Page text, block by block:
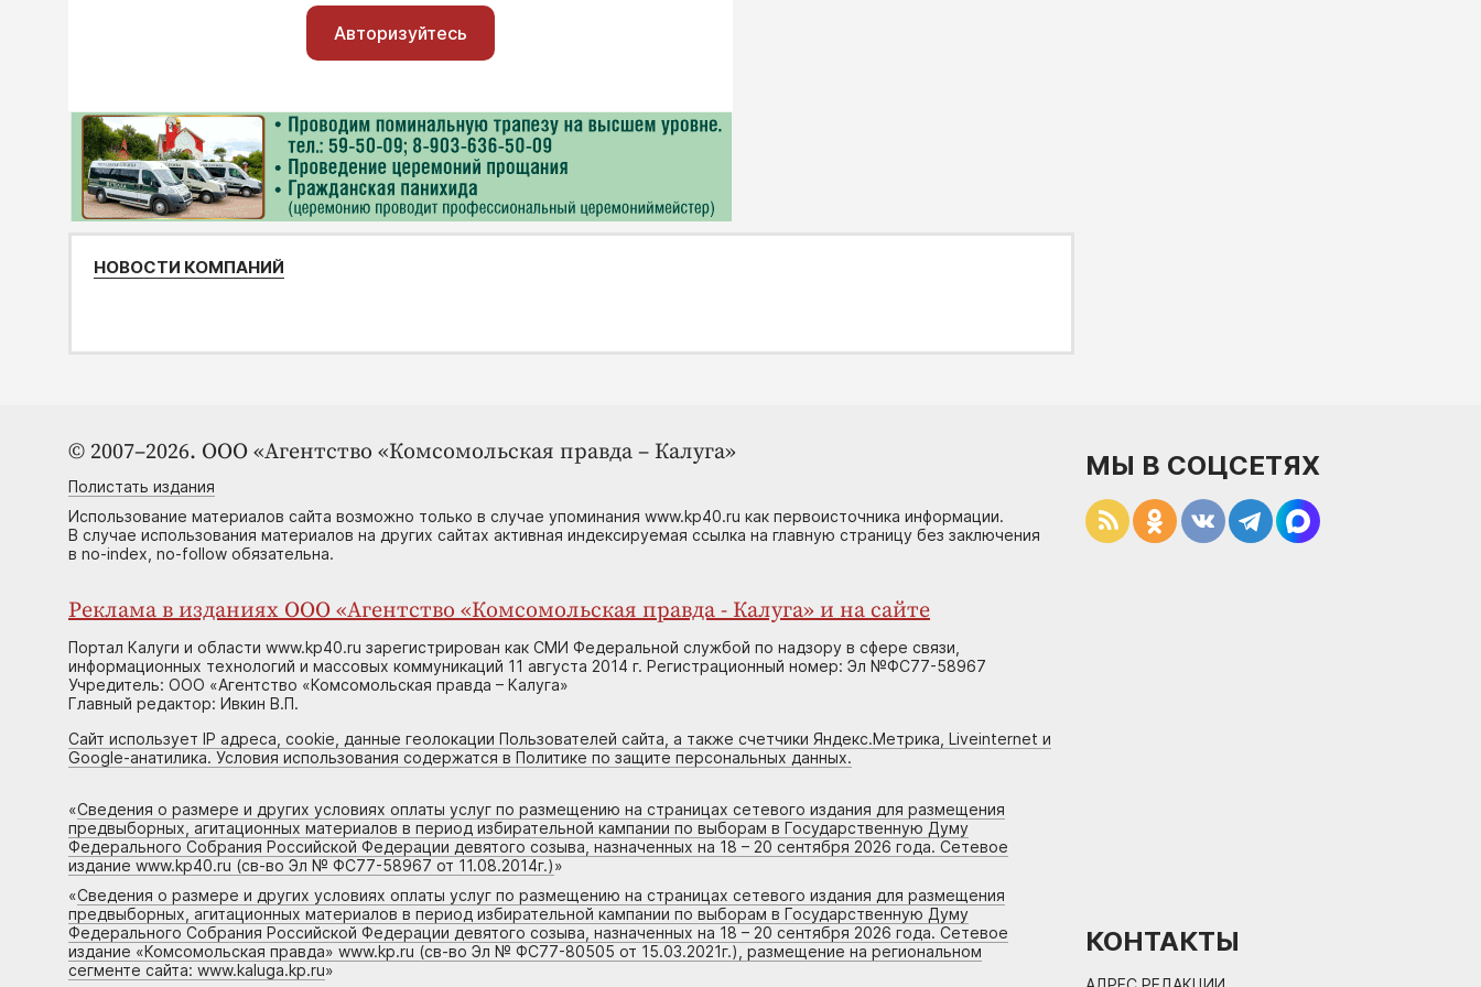
Авторизуйтесь
НОВОСТИ КОМПАНИЙ
© 2007–2026. ООО «Агентство «Комсомольская правда – Калуга»
Полистать издания
Использование материалов сайта возможно только в случае упоминания www.kp40.ru как первоисточника информации.
В случае использования материалов на других сайтах активная индексируемая ссылка на главную страницу без заключения
в no-index, no-follow обязательна.
Реклама в изданиях ООО «Агентство «Комсомольская правда - Калуга» и на сайте
Портал Калуги и области www.kp40.ru зарегистрирован как СМИ Федеральной службой по надзору в сфере связи,
информационных технологий и массовых коммуникаций 11 августа 2014 г. Регистрационный номер: Эл №ФС77-58967
Учредитель: ООО «Агентство «Комсомольская правда – Калуга»
Главный редактор: Ивкин В.П.
Сайт использует IP адреса, cookie, данные геолокации Пользователей сайта, а также счетчики Яндекс.Метрика, Liveinternet и
Google-анатилика. Условия использования содержатся в Политике по защите персональных данных.
«Сведения о размере и других условиях оплаты услуг по размещению на страницах сетевого издания для размещения
предвыборных, агитационных материалов в период избирательной кампании по выборам в Государственную Думу
Федерального Собрания Российской Федерации девятого созыва, назначенных на 18 – 20 сентября 2026 года. Сетевое
издание www.kp40.ru (св-во Эл № ФС77-58967 от 11.08.2014г.)»
«Сведения о размере и других условиях оплаты услуг по размещению на страницах сетевого издания для размещения
предвыборных, агитационных материалов в период избирательной кампании по выборам в Государственную Думу
Федерального Собрания Российской Федерации девятого созыва, назначенных на 18 – 20 сентября 2026 года. Сетевое
издание «Комсомольская правда» www.kp.ru (св-во Эл № ФС77-80505 от 15.03.2021г.), размещение на региональном
сегменте сайта: www.kaluga.kp.ru»
МЫ В СОЦСЕТЯХ
КОНТАКТЫ